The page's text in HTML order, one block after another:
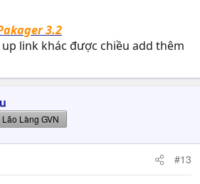
3.2
link khác được chiều add thêm
Lão Làng GVN
#13